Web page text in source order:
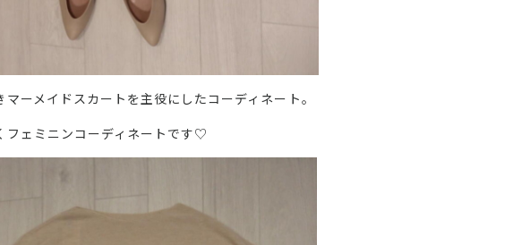
ーメイドスカートを主役にしたコーディネート。
フェミニンコーディネートです♡